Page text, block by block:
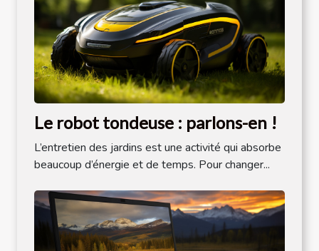
Le robot tondeuse : parlons-en !
L’entretien des jardins est une activité qui absorbe
beaucoup d’énergie et de temps. Pour changer...